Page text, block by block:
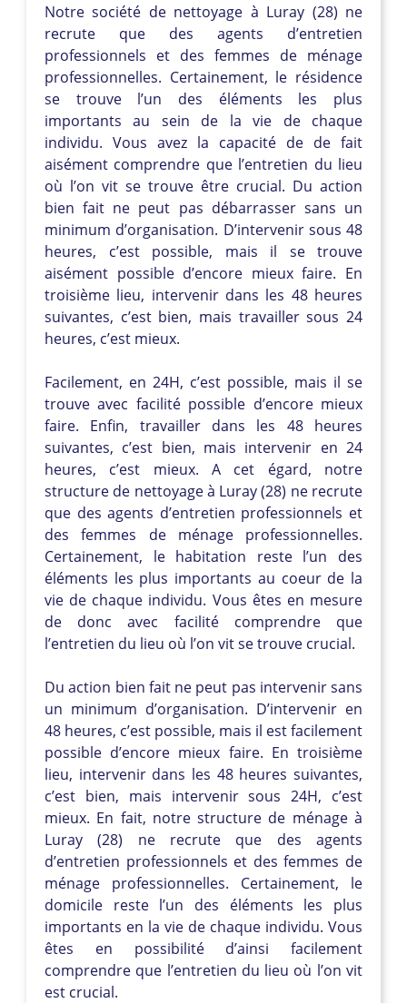
Notre société de nettoyage à Luray (28) ne
recrute que des agents d’entretien
professionnels et des femmes de ménage
professionnelles. Certainement, le résidence
se trouve l’un des éléments les plus
importants au sein de la vie de chaque
individu. Vous avez la capacité de de fait
aisément comprendre que l’entretien du lieu
où l’on vit se trouve être crucial. Du action
bien fait ne peut pas débarrasser sans un
minimum d’organisation. D’intervenir sous 48
heures, c’est possible, mais il se trouve
aisément possible d’encore mieux faire. En
troisième lieu, intervenir dans les 48 heures
suivantes, c’est bien, mais travailler sous 24
heures, c’est mieux.
Facilement, en 24H, c’est possible, mais il se
trouve avec facilité possible d’encore mieux
faire. Enfin, travailler dans les 48 heures
suivantes, c’est bien, mais intervenir en 24
heures, c’est mieux. A cet égard, notre
structure de nettoyage à Luray (28) ne recrute
que des agents d’entretien professionnels et
des femmes de ménage professionnelles.
Certainement, le habitation reste l’un des
éléments les plus importants au coeur de la
vie de chaque individu. Vous êtes en mesure
de donc avec facilité comprendre que
l’entretien du lieu où l’on vit se trouve crucial.
Du action bien fait ne peut pas intervenir sans
un minimum d’organisation. D’intervenir en
48 heures, c’est possible, mais il est facilement
possible d’encore mieux faire. En troisième
lieu, intervenir dans les 48 heures suivantes,
c’est bien, mais intervenir sous 24H, c’est
mieux. En fait, notre structure de ménage à
Luray (28) ne recrute que des agents
d’entretien professionnels et des femmes de
ménage professionnelles. Certainement, le
domicile reste l’un des éléments les plus
importants en la vie de chaque individu. Vous
êtes en possibilité d’ainsi facilement
comprendre que l’entretien du lieu où l’on vit
est crucial.